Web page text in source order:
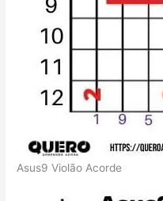
Asus9 Violão Acorde